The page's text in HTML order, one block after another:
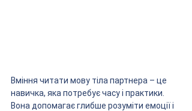
Вміння читати мову тіла партнера – це
навичка, яка потребує часу і практики.
Вона допомагає глибше розуміти емоції і